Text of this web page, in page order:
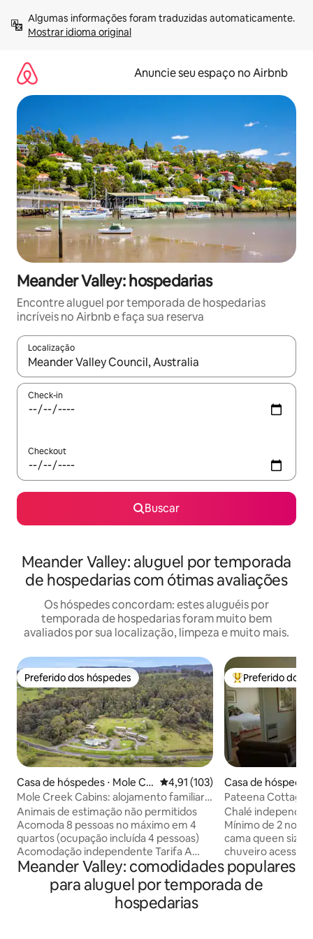
para
Mostrar idioma original
Anuncie seu espaço no Airbnb
Meander Valley: hospedarias
Encontre aluguel por temporada de hospedarias
incríveis no Airbnb e faça sua reserva
Localização
Quando os resultados estiverem disponíveis, explore-os
Check-in
Checkout
Buscar
Meander Valley: aluguel por temporada
de hospedarias com ótimas avaliações
Os hóspedes concordam: estes aluguéis por
temporada de hospedarias foram muito bem
avaliados por sua localização, limpeza e muito mais.
Preferido dos hóspedes
Preferido dos hóspedes
Casa de hóspedes ⋅ Mole Cr
eek
4,91 de uma avaliação média de
4,91 (103)
Mole Creek Cabins: alojamento familiar
com 4 quartos
Animais de estimação não permitidos
Acomoda 8 pessoas no máximo em 4
quartos (ocupação incluída 4 pessoas)
Acomodação independente Tarifa A
PARTIR DE $240 até 4 hóspedes, $25 por
adulto extra, $15 por criança extra. As
taxas são sazonais e podem variar.
Quarto 1: 1 x cama Queen + banheiro
Entre os
Preferido dos
Casa de
d
Pateena Cottage
Launceston
Chalé
Mínimo de 2
cama queen size;
chuveiro
aquecedor. Perto do aeroporto.
Localização
mosca,
Meander Valley: comodidades populares
para aluguel por temporada de
hospedarias